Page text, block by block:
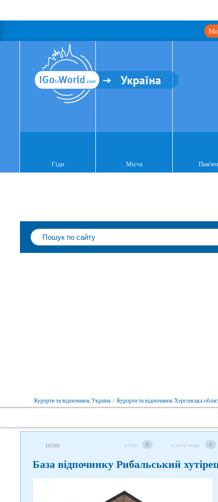
Україна
Гіди Міста
Курорти та відпочинок Україна / Курорти та відпочинок Херсонська
10560 я був 0 я хочу сюди 0
База відпочинку Рибальський